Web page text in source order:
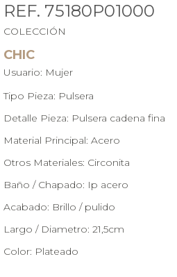
REF. 75180P01000
COLECCIÓN
CHIC
Usuario: Mujer
Tipo Pieza: Pulsera
Detalle Pieza: Pulsera cadena fina
Material Principal: Acero
Otros Materiales: Circonita
Baño / Chapado: Ip acero
Acabado: Brillo / pulido
Largo / Diametro: 21,5cm
Color: Plateado